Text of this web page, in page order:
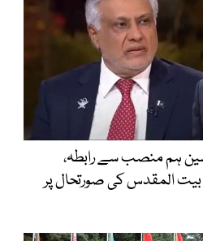
ہم منصب سے رابطہ،
المقدس کی صورتحال پر